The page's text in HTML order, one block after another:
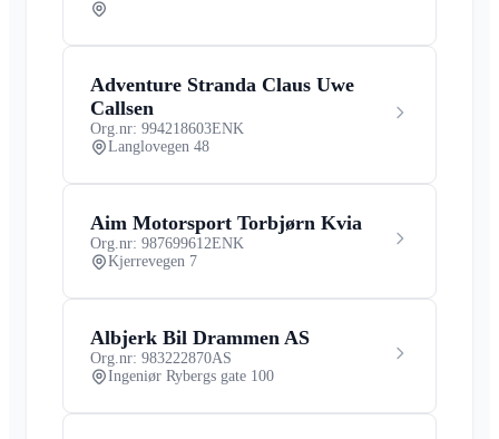
Adventure Stranda Claus Uwe
Callsen
Org.nr: 994218603ENK
Langlovegen 48
Aim Motorsport Torbjørn Kvia
Org.nr: 987699612ENK
Kjerrevegen 7
Albjerk Bil Drammen AS
Org.nr: 983222870AS
Ingeniør Rybergs gate 100